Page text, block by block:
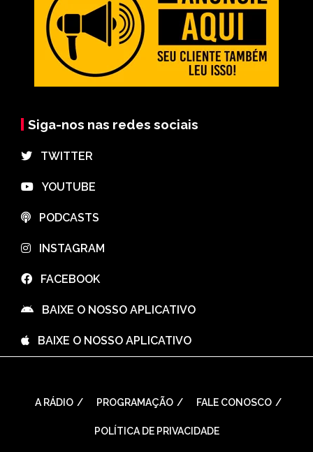
Siga-nos nas redes sociais
⠀TWITTER
⠀YOUTUBE
⠀PODCASTS
⠀INSTAGRAM
⠀FACEBOOK
⠀BAIXE O NOSSO APLICATIVO
⠀BAIXE O NOSSO APLICATIVO
A RÁDIO PROGRAMAÇÃO FALE CONOSCO
POLÍTICA DE PRIVACIDADE